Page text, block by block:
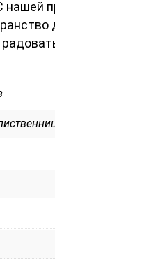
продукцией вы
для отдыха и
вас годами.